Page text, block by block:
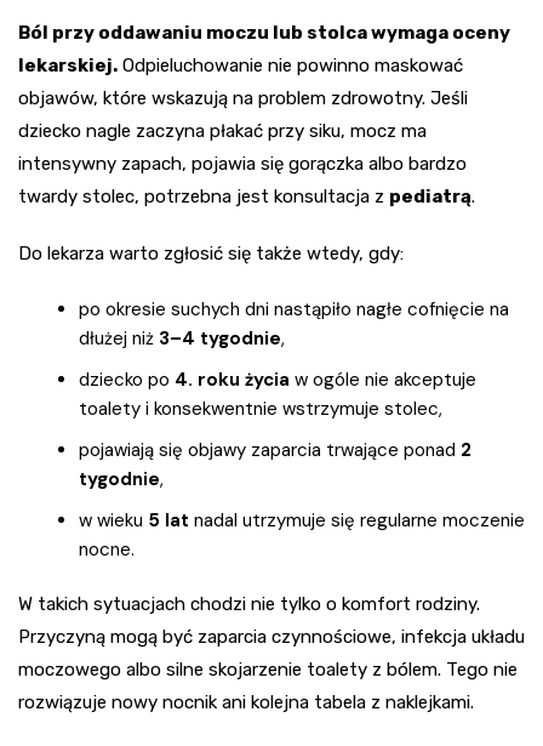
Ból przy oddawaniu moczu lub stolca wymaga oceny
lekarskiej. Odpieluchowanie nie powinno maskować
objawów, które wskazują na problem zdrowotny. Jeśli
dziecko nagle zaczyna płakać przy siku, mocz ma
intensywny zapach, pojawia się gorączka albo bardzo
twardy stolec, potrzebna jest konsultacja z pediatrą.
Do lekarza warto zgłosić się także wtedy, gdy:
po okresie suchych dni nastąpiło nagłe cofnięcie na
dłużej niż 3–4 tygodnie,
dziecko po 4. roku życia w ogóle nie akceptuje
toalety i konsekwentnie wstrzymuje stolec,
pojawiają się objawy zaparcia trwające ponad 2
tygodnie,
w wieku 5 lat nadal utrzymuje się regularne moczenie
nocne.
W takich sytuacjach chodzi nie tylko o komfort rodziny.
Przyczyną mogą być zaparcia czynnościowe, infekcja układu
moczowego albo silne skojarzenie toalety z bólem. Tego nie
rozwiązuje nowy nocnik ani kolejna tabela z naklejkami.